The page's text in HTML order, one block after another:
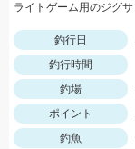
釣行日
釣行時間
釣場
ポイント
釣魚